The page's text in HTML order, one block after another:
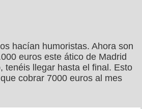
hacían humoristas. Ahora son
euros este ático de Madrid
tenéis llegar hasta el final. Esto
cobrar 7000 euros al mes